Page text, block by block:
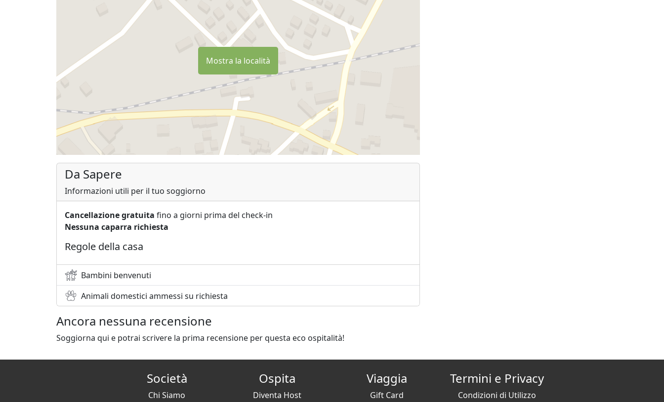
Mostra la località
Da Sapere
Informazioni utili per il tuo soggiorno
Cancellazione gratuita fino a giorni prima del check-in
Nessuna caparra richiesta
Regole della casa
Bambini benvenuti
Animali domestici ammessi su richiesta
Ancora nessuna recensione
Soggiorna qui e potrai scrivere la prima recensione per questa eco ospitalità!
Società
Chi Siamo
Ospita
Diventa Host
Viaggia
Gift Card
Termini e Privacy
Condizioni di Utilizzo